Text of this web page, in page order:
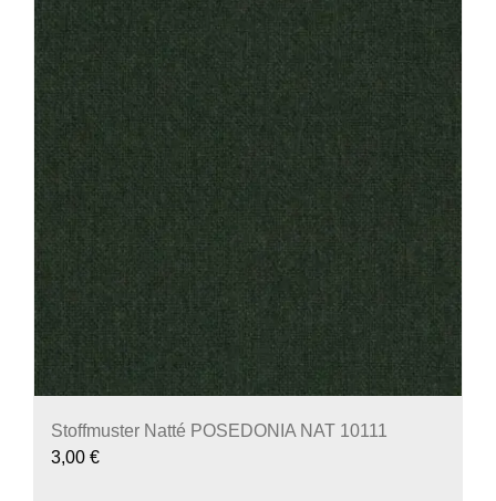
Stoffmuster Natté POSEDONIA NAT 10111
3,00 €